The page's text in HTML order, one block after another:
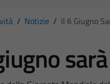
/ Notizie / Il 6 Giugno